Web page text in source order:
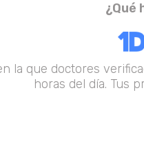
¿Qué
la que doctores
horas del día. Tus